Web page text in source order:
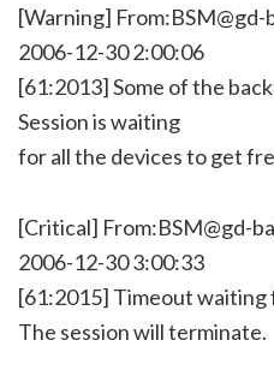
[Warning] From:BSM@gd-
2006-12-30 2:00:06
[61:2013] Some of the
Session is waiting
for all the devices to get
[Critical] From:BSM@gd-
2006-12-30 3:00:33
[61:2015] Timeout
The session will terminate.